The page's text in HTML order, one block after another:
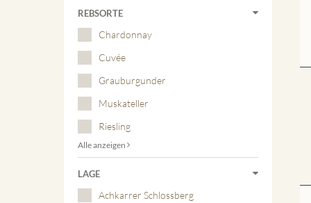
REBSORTE
Chardonnay
Cuvée
Grauburgunder
Muskateller
Riesling
Alle anzeigen
LAGE
Achkarrer Schlossberg